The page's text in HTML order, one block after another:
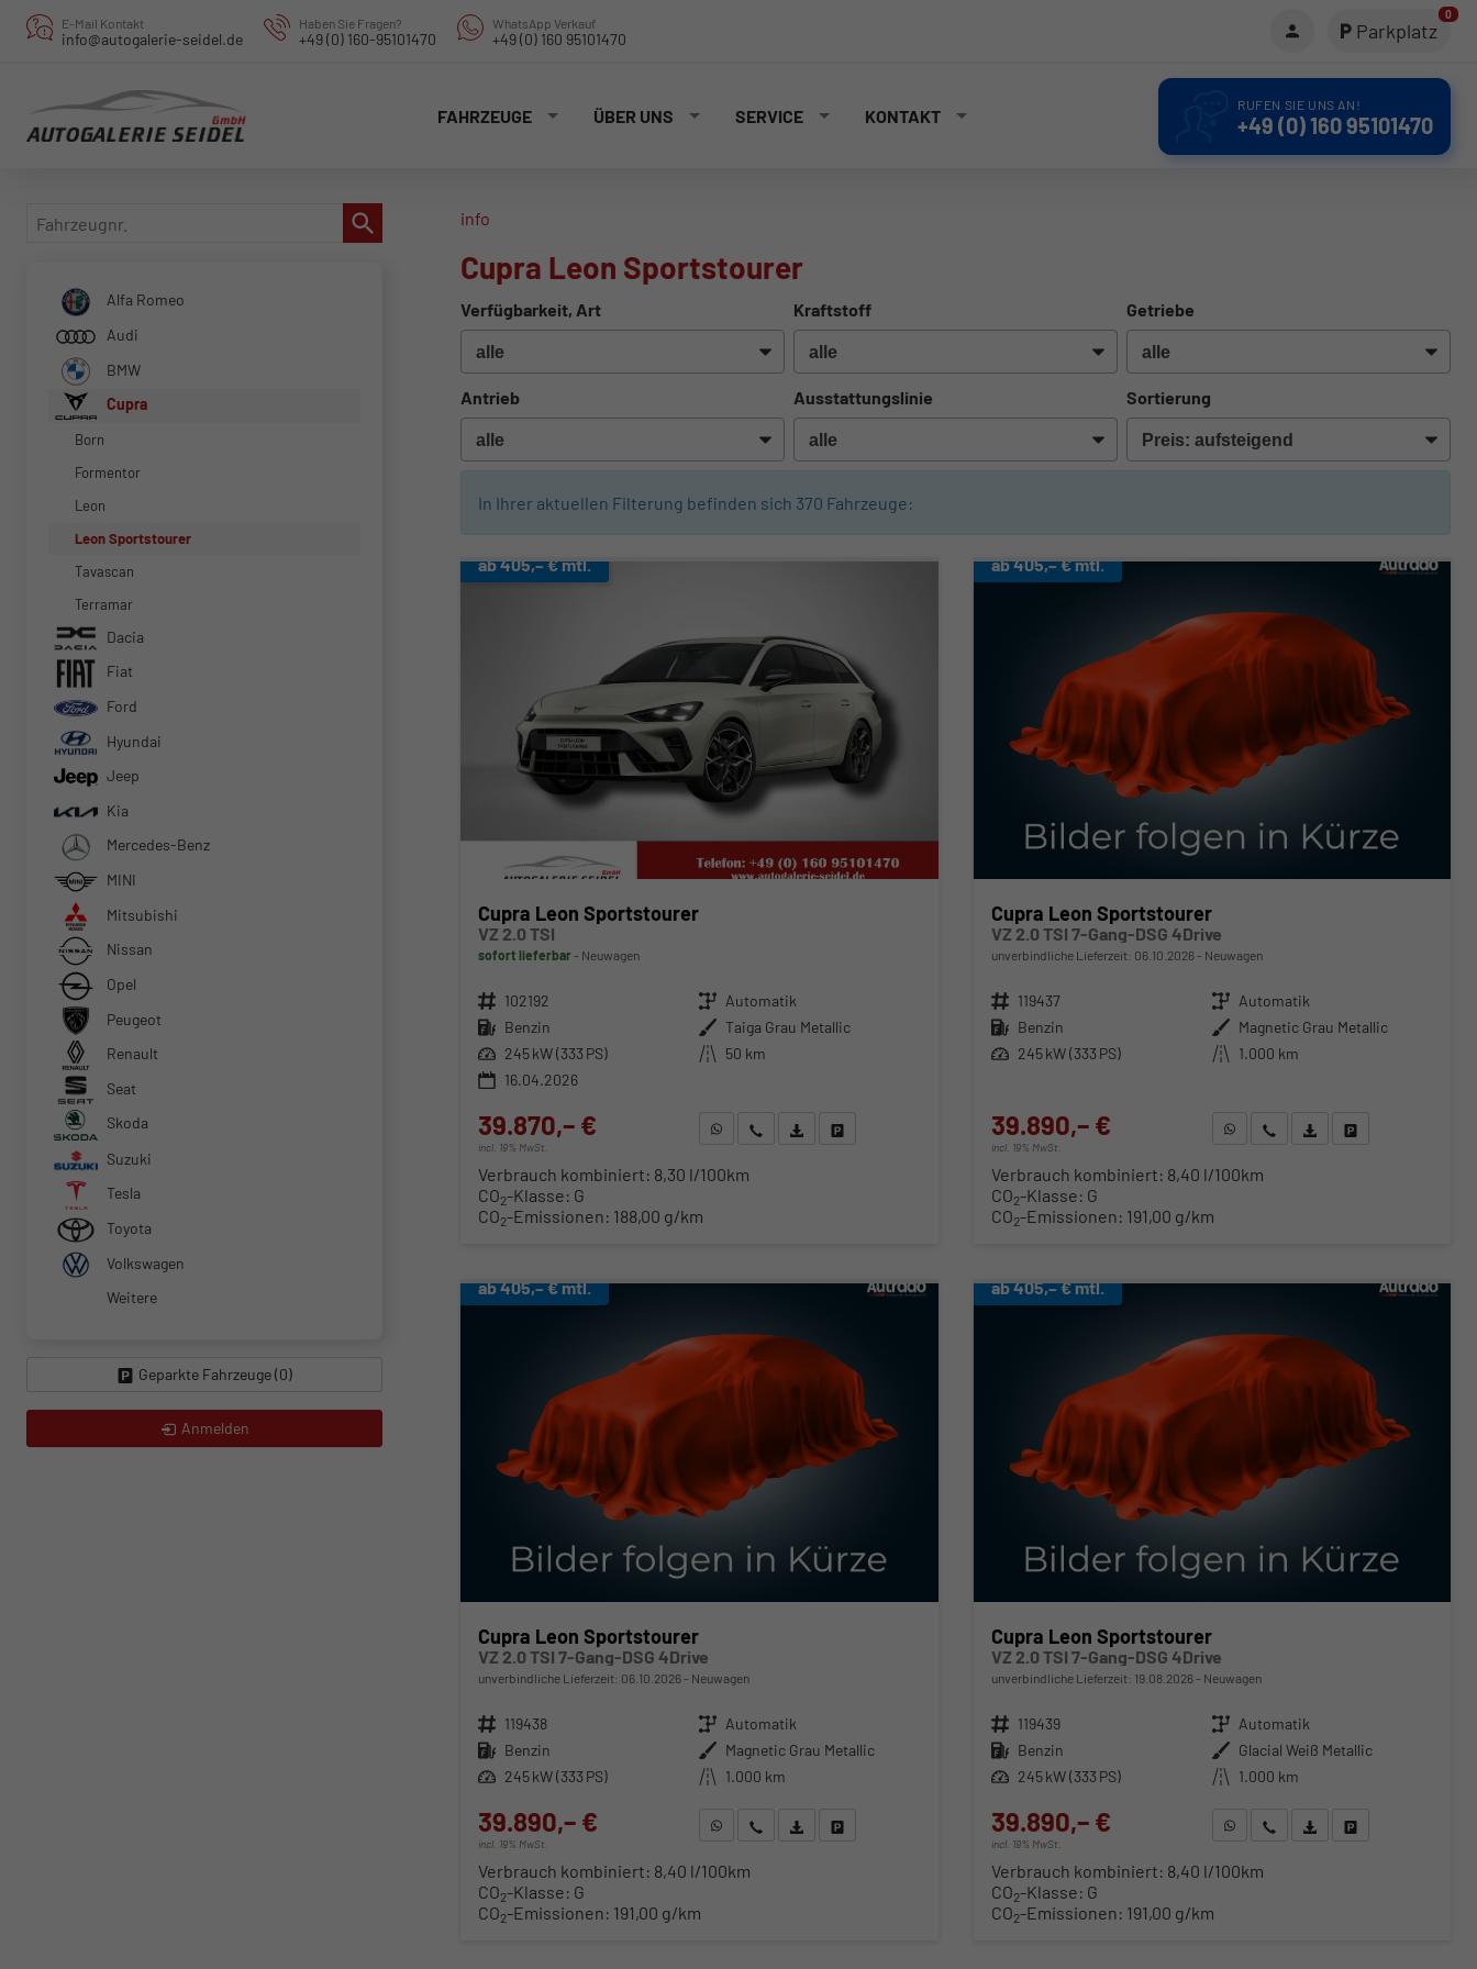
E-Mail Kontakt
info@autogalerie-seidel.de
Haben Sie Fragen?
+49 (0) 160-95101470
WhatsApp Verkauf
+49 (0) 160 95101470 Parkplatz
0
FAHRZEUGE ÜBER UNS SERVICE KONTAKT
RUFEN SIE UNS AN!
+49 (0) 160 95101470
info
Cupra Leon Sportstourer
Verfügbarkeit, Art Kraftstoff Getriebe
Antrieb Ausstattungslinie Sortierung
In Ihrer aktuellen Filterung befinden sich 370 Fahrzeuge:
ab 405,– € mtl.
Cupra Leon Sportstourer
VZ 2.0 TSI
sofort lieferbar Neuwagen
Fahrzeugnr. 102192 Getriebe Automatik
Kraftstoff Benzin Außenfarbe Taiga Grau Metallic
Leistung 245 kW (333 PS) Kilometerstand 50 km
16.04.2026
39.870,– €
incl. 19% MwSt.
WhatsApp anfragen
Wir rufen Sie anFahrzeugexposé (PDF)
Verbrauch kombiniert: 8,30 l/100km
CO2-Klasse: G
CO2-Emissionen: 188,00 g/km
ab 405,– € mtl.
Cupra Leon Sportstourer
VZ 2.0 TSI 7-Gang-DSG 4Drive
unverbindliche Lieferzeit: 06.10.2026 Neuwagen
Fahrzeugnr. 119437 Getriebe Automatik
Kraftstoff Benzin Außenfarbe Magnetic Grau Metallic
Leistung 245 kW (333 PS) Kilometerstand 1.000 km
39.890,– €
incl. 19% MwSt.
WhatsApp anfragen
Wir rufen Sie anFahrzeugexposé (PDF)
Fahrzeug parken
Verbrauch kombiniert: 8,40 l/100km
CO2-Klasse: G
CO2-Emissionen: 191,00 g/km
ab 405,– € mtl.
Cupra Leon Sportstourer
VZ 2.0 TSI 7-Gang-DSG 4Drive
unverbindliche Lieferzeit: 06.10.2026 Neuwagen
Fahrzeugnr. 119438 Getriebe Automatik
Kraftstoff Benzin Außenfarbe Magnetic Grau Metallic
Leistung 245 kW (333 PS) Kilometerstand 1.000 km
39.890,– €
incl. 19% MwSt.
WhatsApp anfragen
Wir rufen Sie anFahrzeugexposé (PDF)
Verbrauch kombiniert: 8,40 l/100km
CO2-Klasse: G
CO2-Emissionen: 191,00 g/km
ab 405,– € mtl.
Cupra Leon Sportstourer
VZ 2.0 TSI 7-Gang-DSG 4Drive
unverbindliche Lieferzeit: 19.08.2026 Neuwagen
Fahrzeugnr. 119439 Getriebe Automatik
Kraftstoff Benzin Außenfarbe Glacial Weiß Metallic
Leistung 245 kW (333 PS) Kilometerstand 1.000 km
39.890,– €
incl. 19% MwSt.
WhatsApp anfragen
Wir rufen Sie anFahrzeugexposé (PDF)
Fahrzeug parken
Verbrauch kombiniert: 8,40 l/100km
CO2-Klasse: G
CO2-Emissionen: 191,00 g/km
Fahrzeugnr.
Alfa Romeo
Audi
BMW
Cupra
Born
Formentor
Leon
Leon Sportstourer
Tavascan
Terramar
Dacia
Fiat
Ford
Hyundai
Jeep
Kia
Mercedes-Benz
MINI
Mitsubishi
Nissan
Opel
Peugeot
Renault
Seat
Skoda
Suzuki
Tesla
Toyota
Volkswagen
Weitere
Geparkte Fahrzeuge (0)
Anmelden